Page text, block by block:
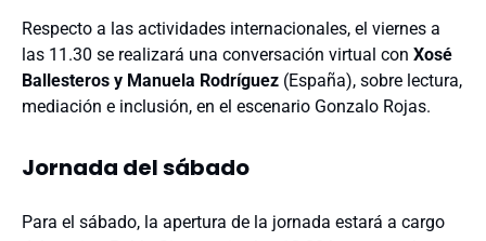
Respecto a las actividades internacionales, el viernes a
las 11.30 se realizará una conversación virtual con Xosé
Ballesteros y Manuela Rodríguez (España), sobre lectura,
mediación e inclusión, en el escenario Gonzalo Rojas.
Jornada del sábado
Para el sábado, la apertura de la jornada estará a cargo